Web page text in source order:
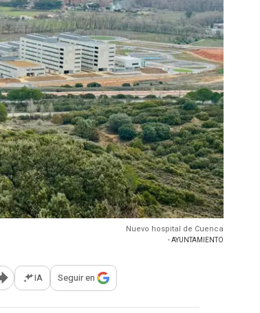
Nuevo hospital de Cuenca
- AYUNTAMIENTO
Abrir opciones para compartir
IA Seguir en